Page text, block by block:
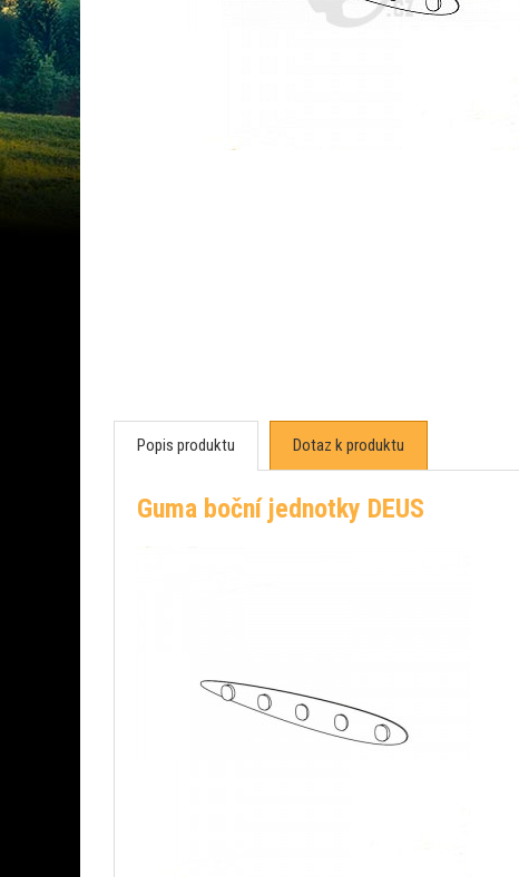
Popis produktu Dotaz k produktu
Guma boční jednotky DEUS